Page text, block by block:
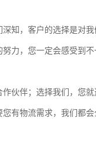
知，客户的选择是对
力，您一定会感受到
伙伴；选择我们，您就
有物流需求，我们都